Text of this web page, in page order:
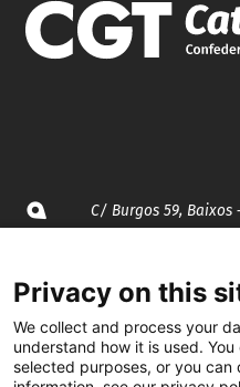
C/ Burgos 59, Baixos
935 120 481
Privacy on this
We collect and process your
understand how it is used.
selected purposes, or you can